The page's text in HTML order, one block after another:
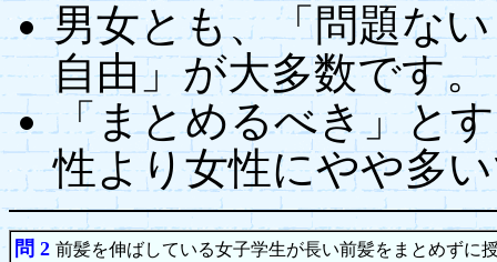
男女とも、「問題な
自由」が大多数です。
「まとめるべき」と
性より女性にやや多
問 2 前髪を伸ばしている女子学生が長い前髪をまとめずに